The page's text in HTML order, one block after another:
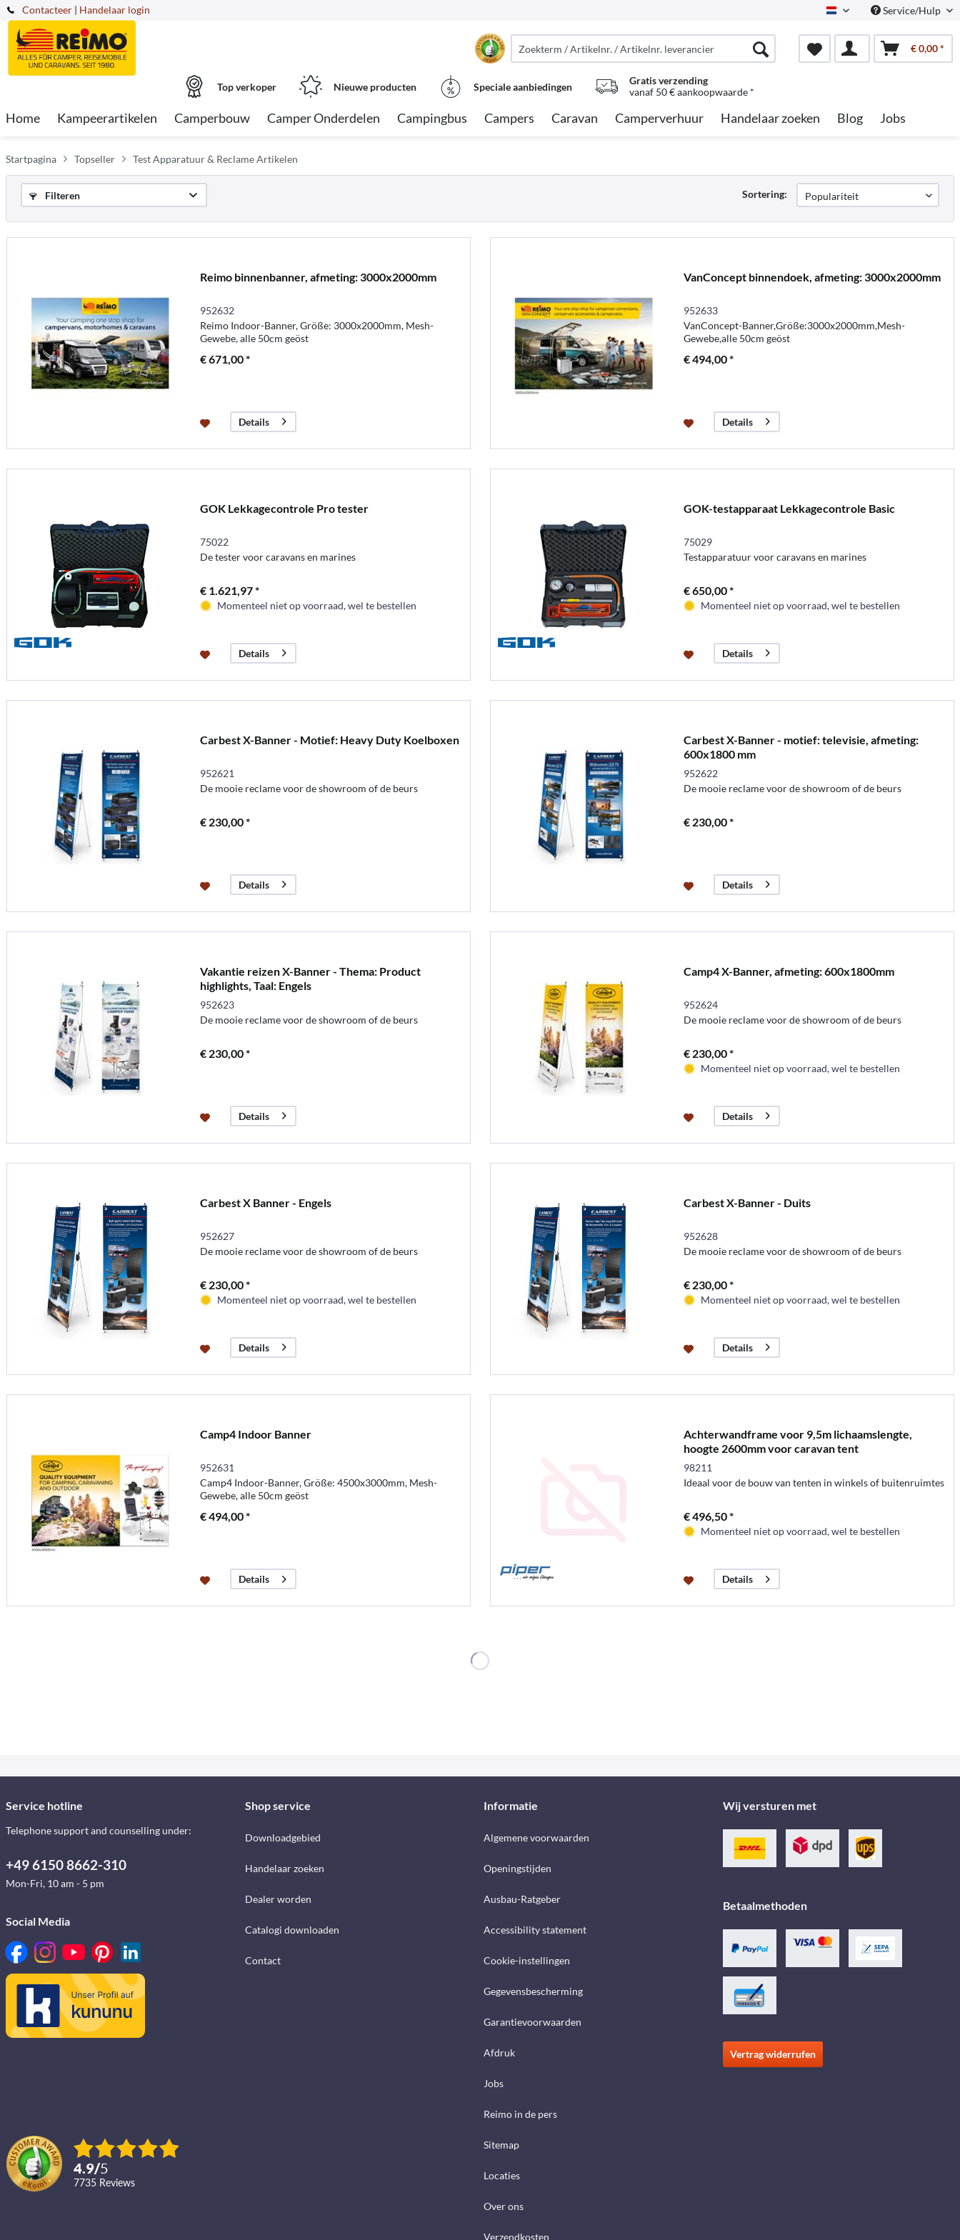
Contacteer Dutch Service/Hulp
| Handelaar login
€ 0,00 *
Top verkoper Nieuwe producten Speciale aanbiedingen
Gratis verzending
vanaf 50 € aankoopwaarde *
Home Kampeerartikelen Camperbouw Camper Onderdelen Campingbus Campers Caravan Camperverhuur Handelaar zoeken Blog Jobs
Startpagina Topseller Test Apparatuur & Reclame Artikelen
Filteren Sortering:
Reimo binnenbanner, afmeting: 3000x2000mm
952632
Reimo Indoor-Banner, Größe: 3000x2000mm, Mesh-
Gewebe, alle 50cm geöst
€ 671,00 *
Details
VanConcept binnendoek, afmeting: 3000x2000mm
952633
VanConcept-Banner,Größe:3000x2000mm,Mesh-
Gewebe,alle 50cm geöst
€ 494,00 *
Details
GOK Lekkagecontrole Pro tester
75022
De tester voor caravans en marines
€ 1.621,97 *
Momenteel niet op voorraad, wel te bestellen
Details
GOK-testapparaat Lekkagecontrole Basic
75029
Testapparatuur voor caravans en marines
€ 650,00 *
Momenteel niet op voorraad, wel te bestellen
Details
Carbest X-Banner - Motief: Heavy Duty Koelboxen
952621
De mooie reclame voor de showroom of de beurs
€ 230,00 *
Details
Carbest X-Banner - motief: televisie, afmeting:
600x1800 mm
952622
De mooie reclame voor de showroom of de beurs
€ 230,00 *
Details
Vakantie reizen X-Banner - Thema: Product
highlights, Taal: Engels
952623
De mooie reclame voor de showroom of de beurs
€ 230,00 *
Details
Camp4 X-Banner, afmeting: 600x1800mm
952624
De mooie reclame voor de showroom of de beurs
€ 230,00 *
Momenteel niet op voorraad, wel te bestellen
Details
Carbest X Banner - Engels
952627
De mooie reclame voor de showroom of de beurs
€ 230,00 *
Momenteel niet op voorraad, wel te bestellen
Details
Carbest X-Banner - Duits
952628
De mooie reclame voor de showroom of de beurs
€ 230,00 *
Momenteel niet op voorraad, wel te bestellen
Details
Camp4 Indoor Banner
952631
Camp4 Indoor-Banner, Größe: 4500x3000mm, Mesh-
Gewebe, alle 50cm geöst
€ 494,00 *
Details
Achterwandframe voor 9,5m lichaamslengte,
hoogte 2600mm voor caravan tent
98211
Ideaal voor de bouw van tenten in winkels of buitenruimtes
€ 496,50 *
Momenteel niet op voorraad, wel te bestellen
Details
Service hotline
Telephone support and counselling under:
+49 6150 8662-310
Mon-Fri, 10 am - 5 pm
Social Media
4.9/5
7735 reviews
Shop service
Downloadgebied
Handelaar zoeken
Dealer worden
Catalogi downloaden
Contact
Informatie
Algemene voorwaarden
Openingstijden
Ausbau-Ratgeber
Accessibility statement
Cookie-instellingen
Gegevensbescherming
Garantievoorwaarden
Afdruk
Jobs
Reimo in de pers
Sitemap
Locaties
Over ons
Verzendkosten
Wij versturen met
Betaalmethoden
Vertrag widerrufen